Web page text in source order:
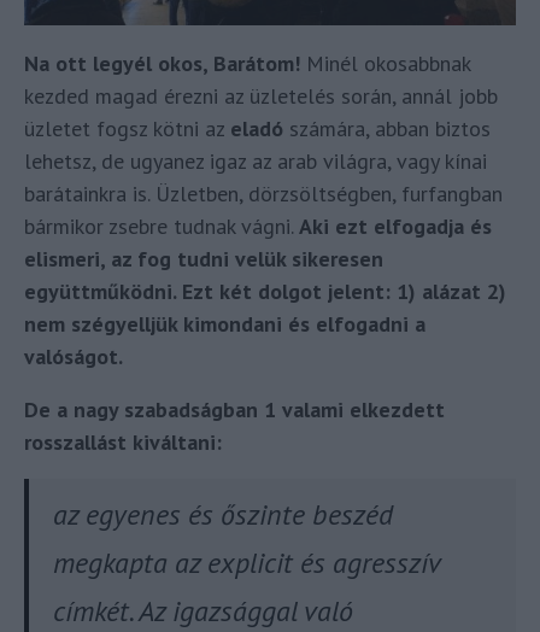
Na ott legyél okos, Barátom! Minél okosabbnak
kezded magad érezni az üzletelés során, annál jobb
üzletet fogsz kötni az eladó számára, abban biztos
lehetsz, de ugyanez igaz az arab világra, vagy kínai
barátainkra is. Üzletben, dörzsöltségben, furfangban
bármikor zsebre tudnak vágni. Aki ezt elfogadja és
elismeri, az fog tudni velük sikeresen
együttműködni. Ezt két dolgot jelent: 1) alázat 2)
nem szégyelljük kimondani és elfogadni a
valóságot.
De a nagy szabadságban 1 valami elkezdett
rosszallást kiváltani:
az egyenes és őszinte beszéd
megkapta az explicit és agresszív
címkét. Az igazsággal való